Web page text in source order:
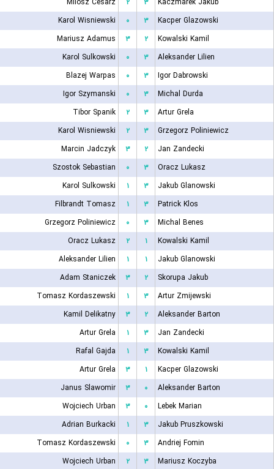
Karol Wisniewski
۰ ۳
Kacper Glazowski
Mariusz Adamus
۳ ۲
Kowalski Kamil
Karol Sulkowski
۰ ۳
Aleksander Lilien
Blazej Warpas
۰ ۳
Igor Dabrowski
Igor Szymanski
۰ ۳
Michal Durda
Tibor Spanik
۲ ۳
Artur Grela
Karol Wisniewski
۲ ۳
Grzegorz Poliniewicz
Marcin Jadczyk
۳ ۲
Jan Zandecki
Szostok Sebastian
۰ ۳
Oracz Lukasz
Karol Sulkowski
۱ ۳
Jakub Glanowski
Filbrandt Tomasz
۱ ۳
Patrick Klos
Grzegorz Poliniewicz
۰ ۳
Michal Benes
Oracz Lukasz
۲ ۱
Kowalski Kamil
Aleksander Lilien
۱ ۱
Jakub Glanowski
Adam Staniczek
۳ ۲
Skorupa Jakub
Tomasz Kordaszewski
۱ ۳
Artur Zmijewski
Kamil Delikatny
۳ ۲
Aleksander Barton
Artur Grela
۱ ۳
Jan Zandecki
Rafal Gajda
۱ ۳
Kowalski Kamil
Artur Grela
۳ ۱
Kacper Glazowski
Janus Slawomir
۳ ۰
Aleksander Barton
Wojciech Urban
۳ ۰
Lebek Marian
Adrian Burkacki
۱ ۳
Jakub Pruszkowski
Tomasz Kordaszewski
۰ ۳
Andriej Fomin
Wojciech Urban
۲ ۳
Mariusz Koczyba